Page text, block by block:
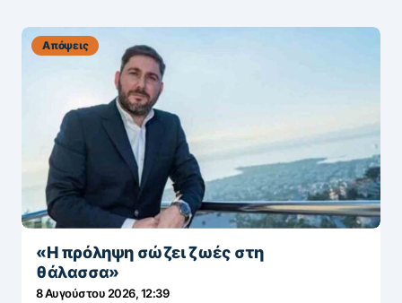
Απόψεις
«Η πρόληψη σώζει ζωές στη
θάλασσα»
8 Αυγούστου 2026, 12:39